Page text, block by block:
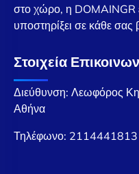
στο χώρο, η DOMAINGR
υποστηρίξει σε κάθε σας
Στοιχεία
Διεύθυνση: Λεωφόρος
Αθήνα
Τηλέφωνο: 2114441813